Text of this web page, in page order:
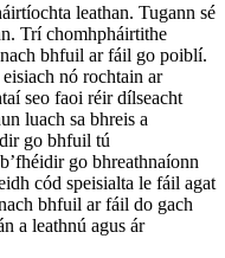
leathan. Tugann sé
Trí chomhpháirtithe
bhfuil ar fáil go poiblí.
nó rochtain ar
seo faoi réir dílseacht
luach sa bhreis a
go bhfuil tú
go bhreathnaíonn
cód speisialta le fáil agat
bhfuil ar fáil do gach
a leathnú agus ár